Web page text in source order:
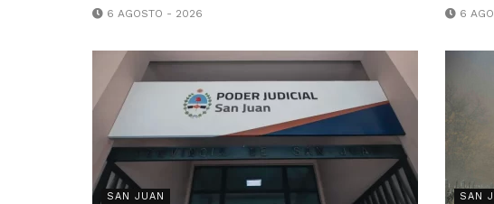
6 AGOSTO - 2026 6
SAN JUAN SAN